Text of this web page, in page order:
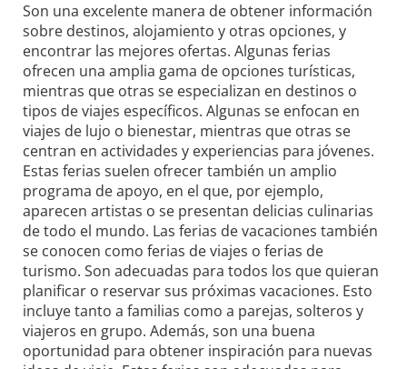
Son una excelente manera de obtener información
sobre destinos, alojamiento y otras opciones, y
encontrar las mejores ofertas. Algunas ferias
ofrecen una amplia gama de opciones turísticas,
mientras que otras se especializan en destinos o
tipos de viajes específicos. Algunas se enfocan en
viajes de lujo o bienestar, mientras que otras se
centran en actividades y experiencias para jóvenes.
Estas ferias suelen ofrecer también un amplio
programa de apoyo, en el que, por ejemplo,
aparecen artistas o se presentan delicias culinarias
de todo el mundo. Las ferias de vacaciones también
se conocen como ferias de viajes o ferias de
turismo. Son adecuadas para todos los que quieran
planificar o reservar sus próximas vacaciones. Esto
incluye tanto a familias como a parejas, solteros y
viajeros en grupo. Además, son una buena
oportunidad para obtener inspiración para nuevas